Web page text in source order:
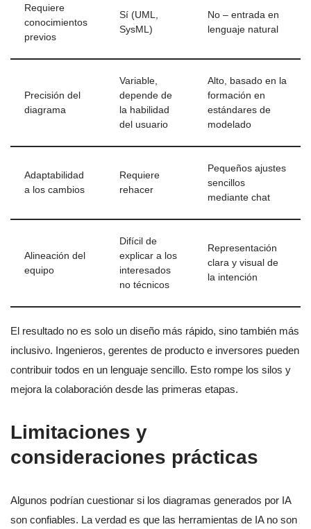
Requiere
conocimientos
previos
Sí (UML,
SysML)
No – entrada en
lenguaje natural
Precisión del
diagrama
Variable,
depende de
la habilidad
del usuario
Alto, basado en la
formación en
estándares de
modelado
Adaptabilidad
a los cambios
Requiere
rehacer
Pequeños ajustes
sencillos
mediante chat
Alineación del
equipo
Difícil de
explicar a los
interesados
no técnicos
Representación
clara y visual de
la intención
El resultado no es solo un diseño más rápido, sino también más
inclusivo. Ingenieros, gerentes de producto e inversores pueden
contribuir todos en un lenguaje sencillo. Esto rompe los silos y
mejora la colaboración desde las primeras etapas.
Limitaciones y
consideraciones prácticas
Algunos podrían cuestionar si los diagramas generados por IA
son confiables. La verdad es que las herramientas de IA no son